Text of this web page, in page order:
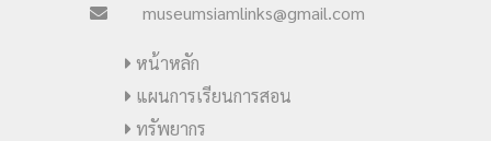
museumsiamlinks@gmail.com
หน้าหลัก
แผนการเรียนการสอน
ทรัพยากร